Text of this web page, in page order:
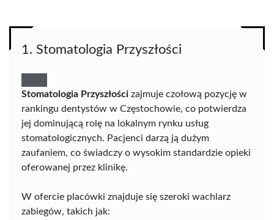
1. Stomatologia Przyszłości
Stomatologia Przyszłości zajmuje czołową pozycję w
rankingu dentystów w Częstochowie, co potwierdza
jej dominującą rolę na lokalnym rynku usług
stomatologicznych. Pacjenci darzą ją dużym
zaufaniem, co świadczy o wysokim standardzie opieki
oferowanej przez klinikę.
W ofercie placówki znajduje się szeroki wachlarz
zabiegów, takich jak: